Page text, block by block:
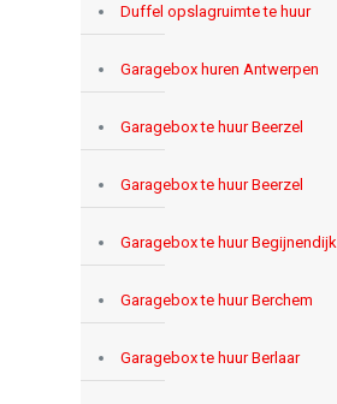
Duffel opslagruimte te huur
Garagebox huren Antwerpen
Garagebox te huur Beerzel
Garagebox te huur Beerzel
Garagebox te huur Begijnendijk
Garagebox te huur Berchem
Garagebox te huur Berlaar